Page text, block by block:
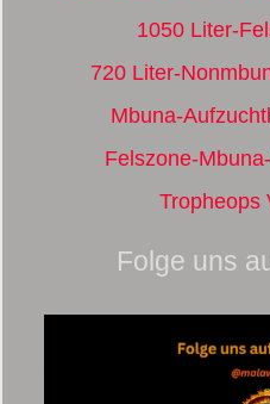
1050 Liter-
720 Liter-
Mbuna-
Felszone-
Tropheops
Folge uns